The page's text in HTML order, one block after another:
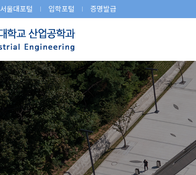
서울대포털 입학포털 증명발급